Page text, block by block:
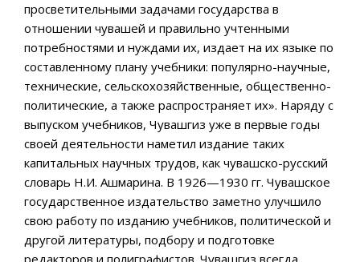
просветительными задачами государства в
отношении чувашей и правильно учтенными
потребностями и нуждами их, издает на их языке по
составленному плану учебники: популярно-научные,
технические, сельскохозяйственные, общественно-
политические, а также распространяет их». Наряду с
выпуском учебников, Чувашгиз уже в первые годы
своей деятельности наметил издание таких
капитальных научных трудов, как чувашско-русский
словарь Н.И. Ашмарина. В 1926—1930 гг. Чувашское
государственное издательство заметно улучшило
свою работу по изданию учебников, политической и
другой литературы, подбору и подготовке